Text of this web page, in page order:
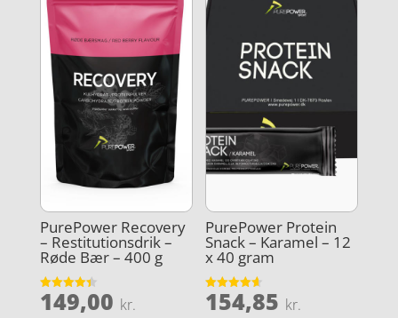
PurePower Recovery
– Restitutionsdrik –
Røde Bær – 400 g
Vurderet
4.4
149,00 kr.
PurePower Protein
Snack – Karamel – 12
x 40 gram
Vurderet
4.6
154,85 kr.